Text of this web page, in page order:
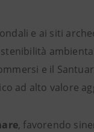
e ai siti
e il
ad alto valore
, favorendo